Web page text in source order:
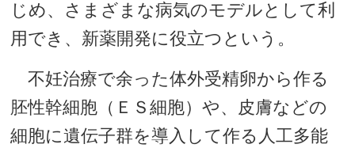
じめ、さまざまな病気のモデルとして利
用でき、新薬開発に役立つという。
不妊治療で余った体外受精卵から作る
胚性幹細胞（ＥＳ細胞）や、皮膚などの
細胞に遺伝子群を導入して作る人工多能